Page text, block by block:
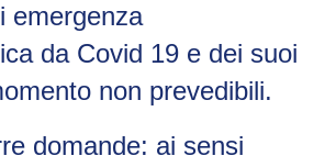
emergenza
da Covid 19 e dei suoi
non prevedibili.
domande: ai sensi